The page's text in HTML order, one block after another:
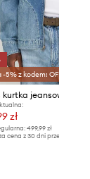
5% z kodem: OFF*
kurtka jeansowa
zł
499,99 zł
cena z 30 dni przed obniżką: